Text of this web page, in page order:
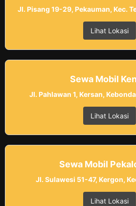
Jl. Pisang 19-29, Pekauman, Kec.
Lihat Lokasi
Sewa Mobil
Jl. Pahlawan 1, Kersan,
Lihat Lokasi
Sewa Mobil
Jl. Sulawesi 51-47, Kergon,
Lihat Lokasi